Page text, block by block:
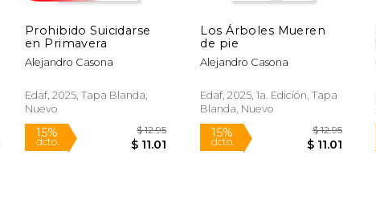
Prohibido Suicidarse
en Primavera
Alejandro Casona
Edaf, 2025, Tapa Blanda,
Nuevo
Rápido
Los Árboles Mueren
de pie
Alejandro Casona
Edaf, 2025, 1a. Edición, Tapa
Blanda, Nuevo